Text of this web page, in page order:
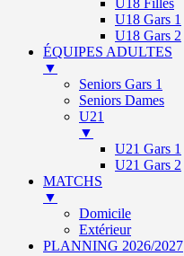
U18 Filles
U18 Gars 1
U18 Gars 2
ÉQUIPES ADULTES
▼
Seniors Gars 1
Seniors Dames
U21
▼
U21 Gars 1
U21 Gars 2
MATCHS
▼
Domicile
Extérieur
PLANNING 2026/2027